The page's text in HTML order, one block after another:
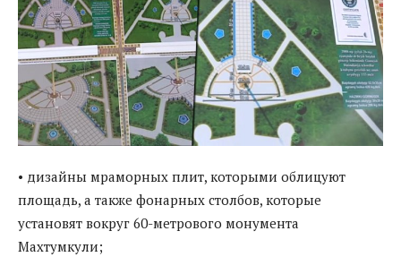
• дизайны мраморных плит, которыми облицуют
площадь, а также фонарных столбов, которые
установят вокруг 60-метрового монумента
Махтумкули;